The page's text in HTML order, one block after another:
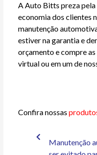
A Auto Bitts preza
economia dos clientes
manutenção
estiver na garantia e
orçamento e compre as
virtual ou em um de
Confira nossas
Manutenção